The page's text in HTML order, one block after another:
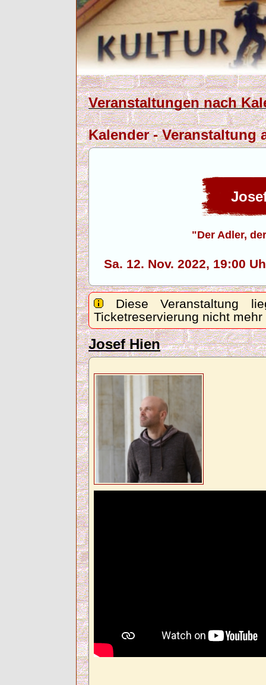
Veranstaltungen nach
Kalender - Veranstaltung
"Der Adler,
Sa. 12. Nov. 2022,
Diese Veranstaltung
Ticketreservierung nicht
Josef Hien